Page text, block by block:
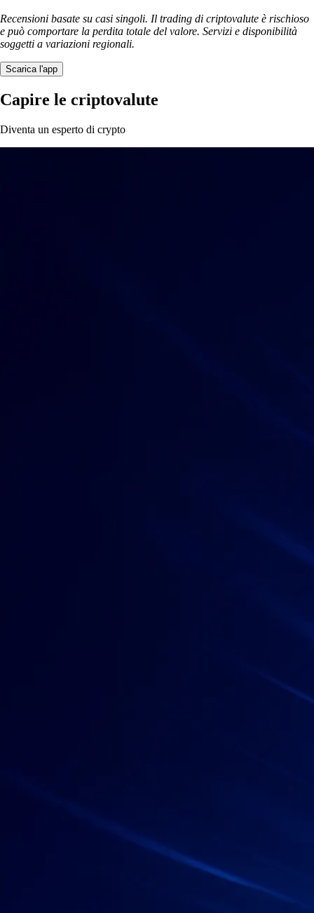
Recensioni basate su casi singoli. Il trading di criptovalute è rischioso
e può comportare la perdita totale del valore. Servizi e disponibilità
soggetti a variazioni regionali.
Scarica l'app
Capire le criptovalute
Diventa un esperto di crypto